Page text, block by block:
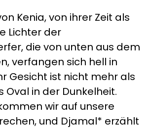
Kenia, von ihrer Zeit als
Lichter der
die von unten aus dem
verfangen sich hell in
Gesicht ist nicht mehr als
Oval in der Dunkelheit.
wir auf unsere
und Djamal* erzählt